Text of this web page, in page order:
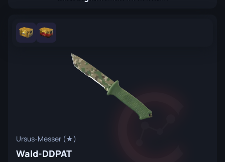
Ursus-Messer (★)
Wald-DDPAT